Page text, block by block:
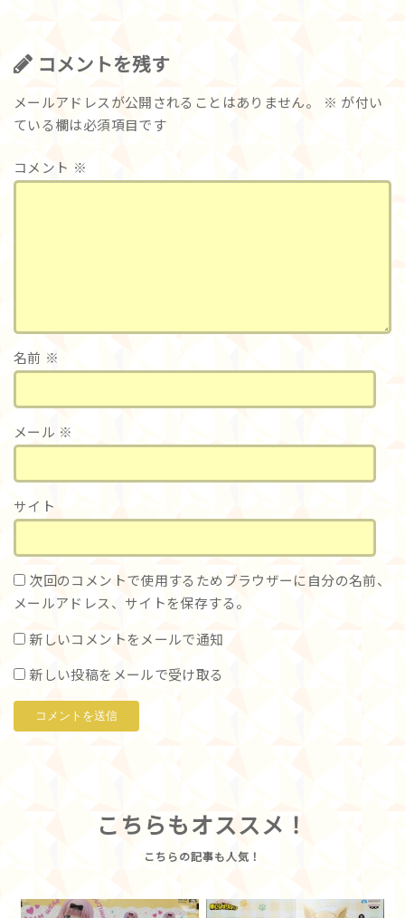
コメントを残す
メールアドレスが公開されることはありません。 ※ が付い
ている欄は必須項目です
コメント ※
名前 ※
メール ※
サイト
次回のコメントで使用するためブラウザーに自分の名前、
メールアドレス、サイトを保存する。
新しいコメントをメールで通知
新しい投稿をメールで受け取る
こちらもオススメ！